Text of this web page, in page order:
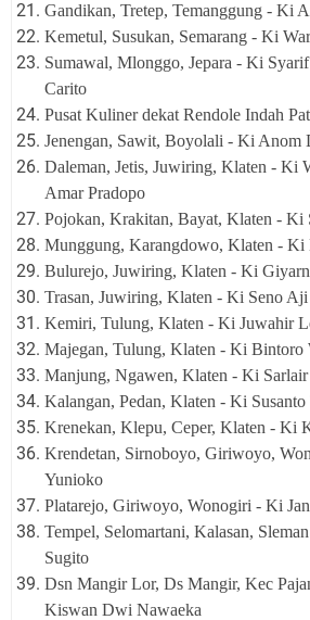
Gandikan, Tretep, Temanggung - Ki
Kemetul, Susukan, Semarang - Ki
Sumawal, Mlonggo, Jepara - Ki
Carito
Pusat Kuliner dekat Rendole Indah
Jenengan, Sawit, Boyolali - Ki
Daleman, Jetis, Juwiring, Klaten - Ki
Amar Pradopo
Pojokan, Krakitan, Bayat, Klaten - Ki
Munggung, Karangdowo, Klaten - Ki
Bulurejo, Juwiring, Klaten - Ki
Trasan, Juwiring, Klaten - Ki Seno Aji
Kemiri, Tulung, Klaten - Ki Juwahir
Majegan, Tulung, Klaten - Ki Bintoro
Manjung, Ngawen, Klaten - Ki Sarlair
Kalangan, Pedan, Klaten - Ki Susanto
Krenekan, Klepu, Ceper, Klaten - Ki
Krendetan, Sirnoboyo, Giriwoyo,
Yunioko
Platarejo, Giriwoyo, Wonogiri - Ki
Tempel, Selomartani, Kalasan,
Sugito
Dsn Mangir Lor, Ds Mangir, Kec
Kiswan Dwi Nawaeka